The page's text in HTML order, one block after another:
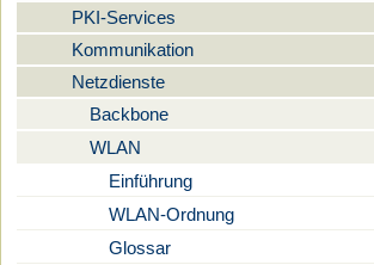
PKI-Services
Kommunikation
Netzdienste
Backbone
WLAN
Einführung
WLAN-Ordnung
Glossar